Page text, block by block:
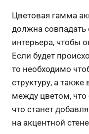
Цветовая гамма
должна совпадать
интерьера, чтобы
Если будет
то необходимо
структуру, а
между цветом, что
что станет
на акцентной